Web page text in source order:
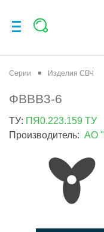
Серии Изделия СВЧ
ФВВВ3-6
ТУ: ПЯ0.223.159 ТУ
Производитель: АО